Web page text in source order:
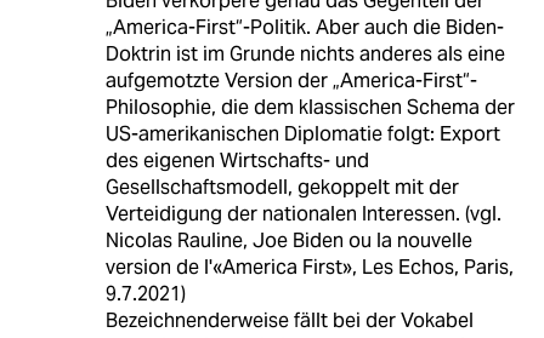
„America-First“-Politik. Aber auch die Biden-
Doktrin ist im Grunde nichts anderes als eine
aufgemotzte Version der „America-First“-
Philosophie, die dem klassischen Schema der
US-amerikanischen Diplomatie folgt: Export
des eigenen Wirtschafts- und
Gesellschaftsmodell, gekoppelt mit der
Verteidigung der nationalen Interessen. (vgl.
Nicolas Rauline, Joe Biden ou la nouvelle
version de l'«America First», Les Echos, Paris,
9.7.2021)
Bezeichnenderweise fällt bei der Vokabel